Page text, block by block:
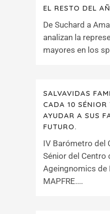
EL RESTO DEL
De Suchard a
analizan la
mayores en los
SALVAVIDAS
CADA 10 SÉNIOR
AYUDAR A SUS
FUTURO.
IV Barómetro del
Sénior del Centro
Ageingnomics de
MAPFRE....